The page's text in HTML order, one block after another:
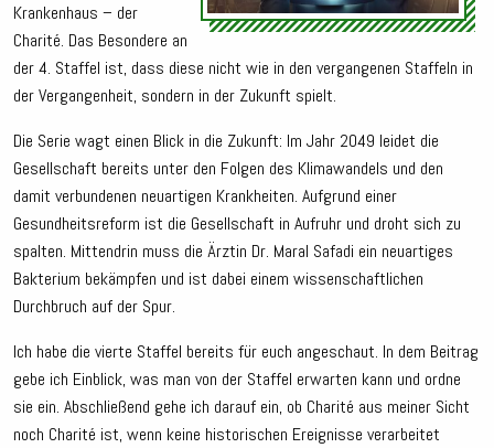
Krankenhaus – der
Charité. Das Besondere an
der 4. Staffel ist, dass diese nicht wie in den vergangenen Staffeln in
der Vergangenheit, sondern in der Zukunft spielt.
Die Serie wagt einen Blick in die Zukunft: Im Jahr 2049 leidet die
Gesellschaft bereits unter den Folgen des Klimawandels und den
damit verbundenen neuartigen Krankheiten. Aufgrund einer
Gesundheitsreform ist die Gesellschaft in Aufruhr und droht sich zu
spalten. Mittendrin muss die Ärztin Dr. Maral Safadi ein neuartiges
Bakterium bekämpfen und ist dabei einem wissenschaftlichen
Durchbruch auf der Spur.
Ich habe die vierte Staffel bereits für euch angeschaut. In dem Beitrag
gebe ich Einblick, was man von der Staffel erwarten kann und ordne
sie ein. Abschließend gehe ich darauf ein, ob Charité aus meiner Sicht
noch Charité ist, wenn keine historischen Ereignisse verarbeitet